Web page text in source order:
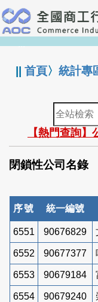
跳
到
主
要
:::
||首頁〉統計專
全
站
檢
索
【熱門查詢
閉鎖性公司名錄
序號 統一編號
6551 90676829
6552 90677377
6553 90679184
6554 90679240